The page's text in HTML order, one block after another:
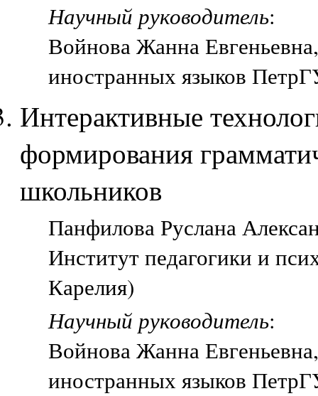
Научный руководитель:
Войнова Жанна
иностранных языков
Интерактивные
формирования
школьников
Панфилова Руслана
Институт педагогики и
Карелия)
Научный руководитель:
Войнова Жанна
иностранных языков